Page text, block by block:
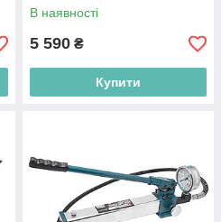
В наявності
5 590 ₴
Купити